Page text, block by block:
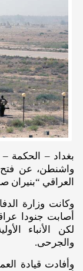
بغداد – الحكمة
واشنطن، عن
العراقي
وكانت وزارة
أصابت جنودا
لكن الأنباء
والجرحى.
وأفادت قيادة